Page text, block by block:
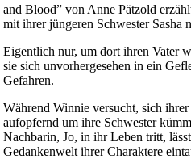
and Blood” von Anne Pätzold
mit ihrer jüngeren Schwester Sasha
Eigentlich nur, um dort ihren Vater
sie sich unvorhergesehen in ein
Gefahren.
Während Winnie versucht, sich
aufopfernd um ihre Schwester
Nachbarin, Jo, in ihr Leben tritt,
Gedankenwelt ihrer Charaktere